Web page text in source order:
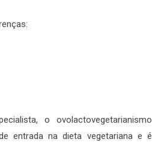
o ovolactovegetarianismo
entrada na dieta vegetariana e é